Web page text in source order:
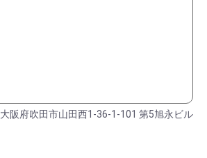
大阪府吹田市山田西1-36-1-101 第5旭永ビル